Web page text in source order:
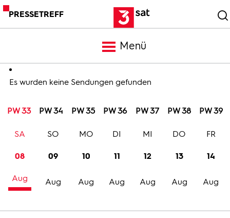
PRESSETREFF
Menü
Meldungen
Programm
Trailer
Bilder
Es wurden keine Sendungen gefunden
PW 33 PW 34 PW 35 PW 36 PW 37 PW 38 PW 39
08
Aug
SA
09
Aug
SO
10
Aug
MO
11
Aug
DI
12
Aug
MI
13
Aug
DO
14
Aug
FR